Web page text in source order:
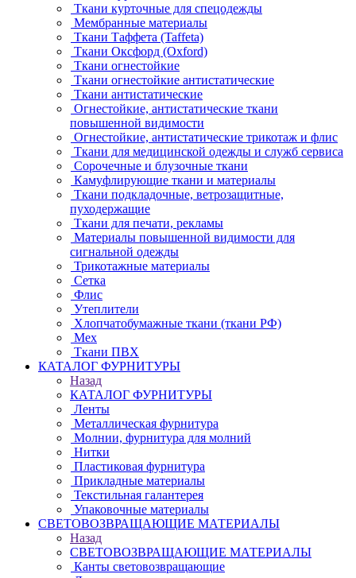
Ткани курточные для спецодежды
Мембранные материалы
Ткани Таффета (Taffeta)
Ткани Оксфорд (Oxford)
Ткани огнестойкие
Ткани огнестойкие антистатические
Ткани антистатические
Огнестойкие, антистатические ткани
повышенной видимости
Огнестойкие, антистатические трикотаж и флис
Ткани для медицинской одежды и служб сервиса
Сорочечные и блузочные ткани
Камуфлирующие ткани и материалы
Ткани подкладочные, ветрозащитные,
пуходержащие
Ткани для печати, рекламы
Материалы повышенной видимости для
сигнальной одежды
Трикотажные материалы
Сетка
Флис
Утеплители
Хлопчатобумажные ткани (ткани РФ)
Мех
Ткани ПВХ
КАТАЛОГ ФУРНИТУРЫ
Назад
КАТАЛОГ ФУРНИТУРЫ
Ленты
Металлическая фурнитура
Молнии, фурнитура для молний
Нитки
Пластиковая фурнитура
Прикладные материалы
Текстильная галантерея
Упаковочные материалы
СВЕТОВОЗВРАЩАЮЩИЕ МАТЕРИАЛЫ
Назад
СВЕТОВОЗВРАЩАЮЩИЕ МАТЕРИАЛЫ
Канты световозвращающие